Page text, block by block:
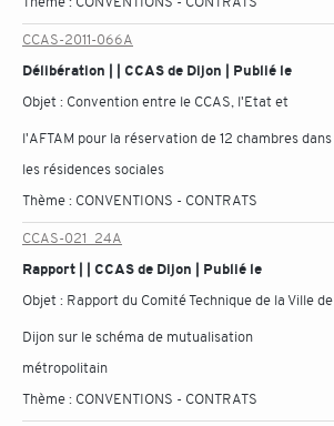
CCAS-2011-066A
Délibération | | CCAS de Dijon | Publié le
Objet : Convention entre le CCAS, l'Etat et
l'AFTAM pour la réservation de 12 chambres dans
les résidences sociales
Thème : CONVENTIONS - CONTRATS
CCAS-021_24A
Rapport | | CCAS de Dijon | Publié le
Objet : Rapport du Comité Technique de la Ville de
Dijon sur le schéma de mutualisation
métropolitain
Thème : CONVENTIONS - CONTRATS